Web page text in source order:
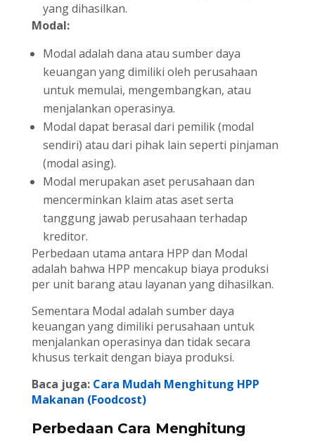
yang dihasilkan.
Modal:
Modal adalah dana atau sumber daya
keuangan yang dimiliki oleh perusahaan
untuk memulai, mengembangkan, atau
menjalankan operasinya.
Modal dapat berasal dari pemilik (modal
sendiri) atau dari pihak lain seperti pinjaman
(modal asing).
Modal merupakan aset perusahaan dan
mencerminkan klaim atas aset serta
tanggung jawab perusahaan terhadap
kreditor.
Perbedaan utama antara HPP dan Modal
adalah bahwa HPP mencakup biaya produksi
per unit barang atau layanan yang dihasilkan.
Sementara Modal adalah sumber daya
keuangan yang dimiliki perusahaan untuk
menjalankan operasinya dan tidak secara
khusus terkait dengan biaya produksi.
Baca juga: Cara Mudah Menghitung HPP
Makanan (Foodcost)
Perbedaan Cara Menghitung